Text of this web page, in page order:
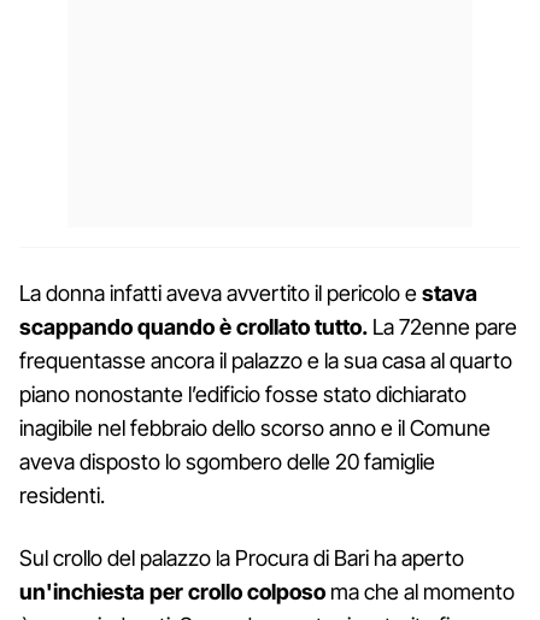
La donna infatti aveva avvertito il pericolo estava
scappando quando è crollato tutto. La 72enne pare
frequentasse ancora il palazzo e la sua casa al quarto
piano nonostante l’edificio fosse stato dichiarato
inagibile nel febbraio dello scorso anno e il Comune
aveva disposto lo sgombero delle 20 famiglie
residenti.
Sul crollo del palazzo la Procura di Bari ha aperto
un'inchiesta per crollo colposo ma che al momento